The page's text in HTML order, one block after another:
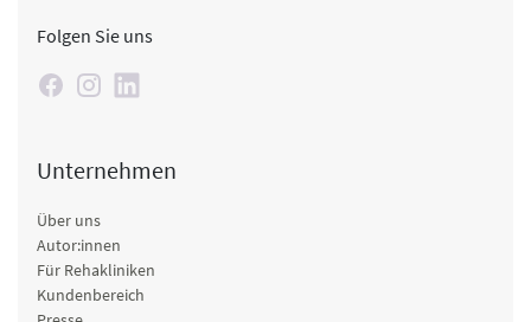
Folgen Sie uns
Unternehmen
Über uns
Autor:innen
Für Rehakliniken
Kundenbereich